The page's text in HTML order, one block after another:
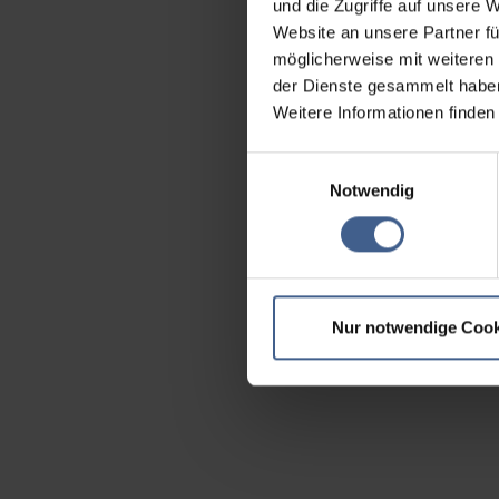
und die Zugriffe auf unsere
Website an unsere Partner
möglicherweise mit
der Dienste gesammelt
Weitere Informationen
Notwendig
Nur notwendige